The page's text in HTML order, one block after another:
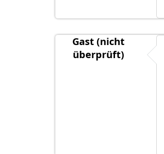
Gast (nicht
überprüft)